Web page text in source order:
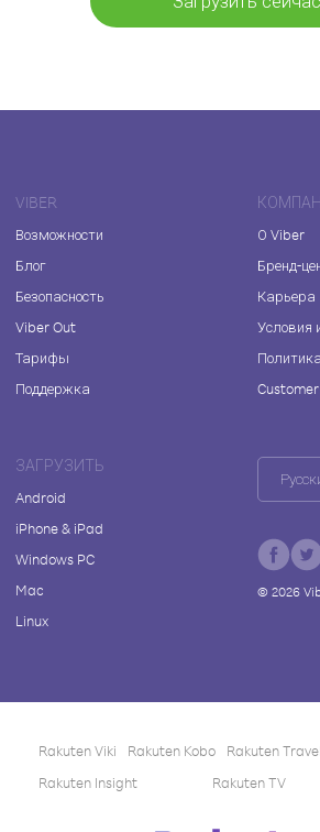
VIBER
Возможности
Блог
Безопасность
Viber Out
Тарифы
Поддержка
О Viber
Бренд-
Карьера
Условия
ЗАГРУЗИТЬ
Android
iPhone & iPad
Windows PC
Mac
Linux
© 2026
Rakuten Viki Rakuten Kobo Rakuten Travel
Rakuten Insight
Rakuten TV